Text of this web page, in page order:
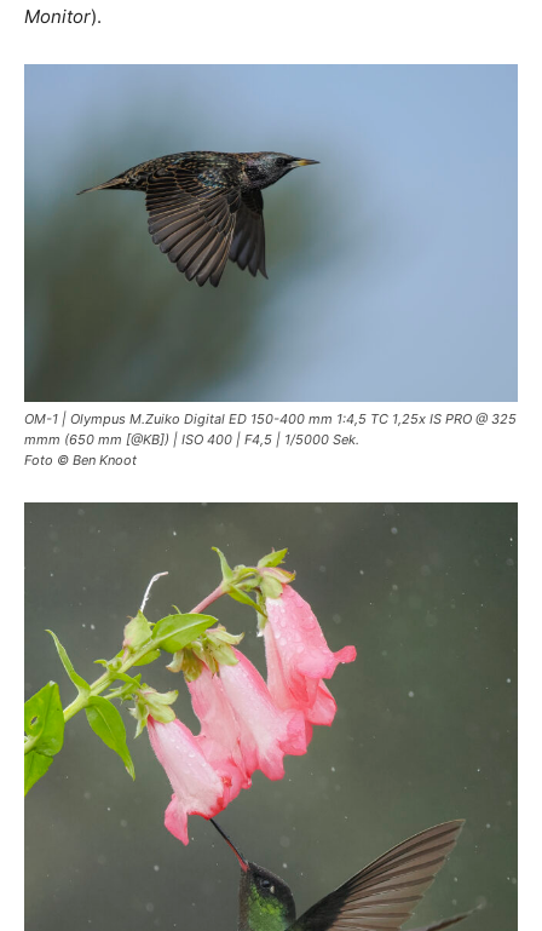
Monitor).
OM-1 | Olympus M.Zuiko Digital ED 150-400 mm 1:4,5 TC 1,25x IS PRO @ 325
mmm (650 mm [@KB]) | ISO 400 | F4,5 | 1/5000 Sek.
Foto © Ben Knoot